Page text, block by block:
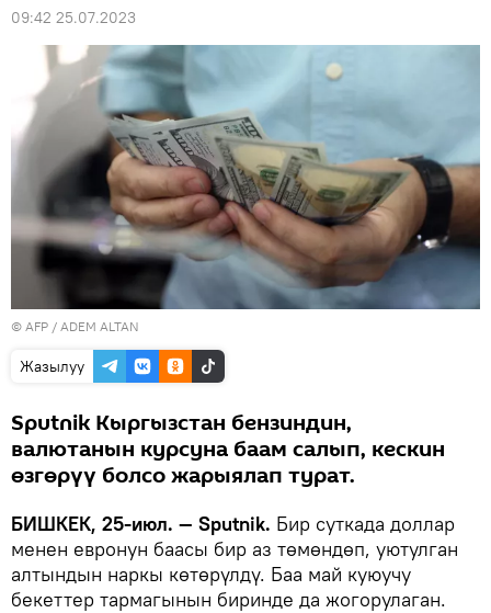
09:42 25.07.2023
© AFP / ADEM ALTAN
Жазылуу
Sputnik Кыргызстан бензиндин,
валютанын курсуна баам салып, кескин
өзгөрүү болсо жарыялап турат.
БИШКЕК, 25-июл. — Sputnik. Бир суткада доллар
менен евронун баасы бир аз төмөндөп, уютулган
алтындын наркы көтөрүлдү. Баа май куюучу
бекеттер тармагынын биринде да жогорулаган.